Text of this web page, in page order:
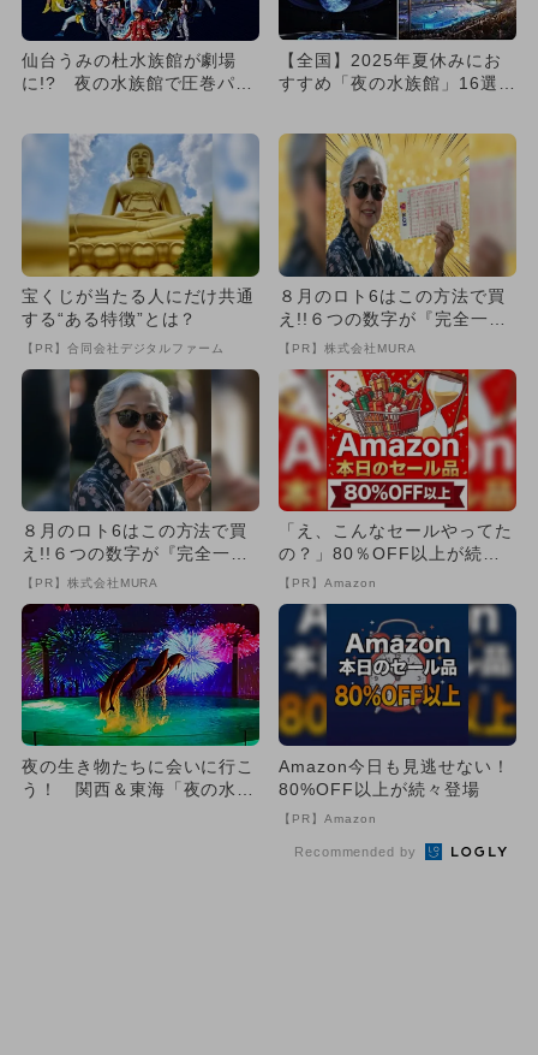
仙台うみの杜水族館が劇場
に!? 夜の水族館で圧巻パフ
【全国】2025年夏休みにお
すすめ「夜の水族館」16選
宝くじが当たる人にだけ共通
する“ある特徴”とは？
【PR】合同会社デジタルファーム
８月のロト6はこの方法で買
え!!６つの数字が『完全一
致』する方法
【PR】株式会社MURA
８月のロト6はこの方法で買
え!!６つの数字が『完全一
致』する方法
【PR】株式会社MURA
「え、こんなセールやってた
の？」80％OFF以上が続々
登場！Amazonの本気が...
【PR】Amazon
夜の生き物たちに会いに行こ
う！ 関西＆東海「夜の水族
Amazon今日も見逃せない！
80%OFF以上が続々登場
【PR】Amazon
Recommended by